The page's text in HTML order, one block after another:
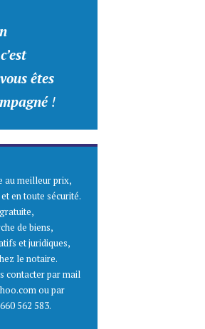
êtes
!
au meilleur prix,
en toute sécurité.
de biens,
et juridiques,
le notaire.
contacter par mail
ou par
562 583.